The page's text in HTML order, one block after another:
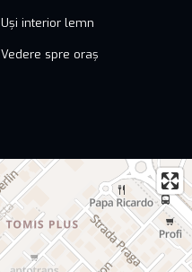
Uși interior lemn
Vedere spre oraș